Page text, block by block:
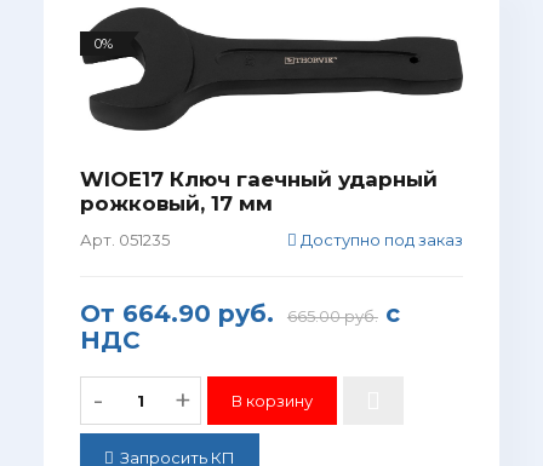
0%
WIOE17 Ключ гаечный ударный
рожковый, 17 мм
Арт. 051235 Доступно под заказ
От 664.90 руб. 665.00 руб.с
НДС
- +
Запросить КП